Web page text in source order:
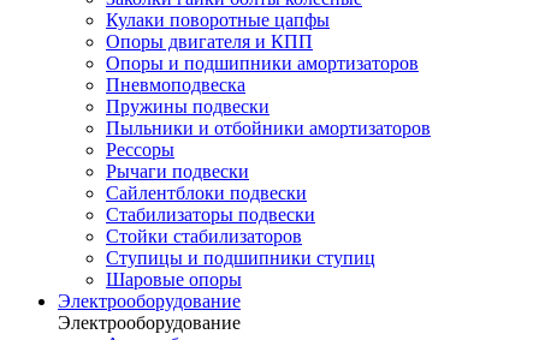
Кулаки поворотные цапфы
Опоры двигателя и КПП
Опоры и подшипники амортизаторов
Пневмоподвеска
Пружины подвески
Пыльники и отбойники амортизаторов
Рессоры
Рычаги подвески
Сайлентблоки подвески
Стабилизаторы подвески
Стойки стабилизаторов
Ступицы и подшипники ступиц
Шаровые опоры
Электрооборудование
Электрооборудование